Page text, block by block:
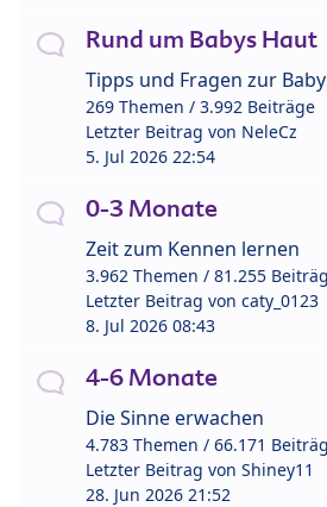
Rund um Babys Haut
Tipps und Fragen zur
269 Themen / 3.992 Beiträge
Letzter Beitrag von NeleCz
5. Jul 2026 22:54
0-3 Monate
Zeit zum Kennen lernen
3.962 Themen / 81.255
Letzter Beitrag von caty_0123
8. Jul 2026 08:43
4-6 Monate
Die Sinne erwachen
4.783 Themen / 66.171
Letzter Beitrag von Shiney11
28. Jun 2026 21:52